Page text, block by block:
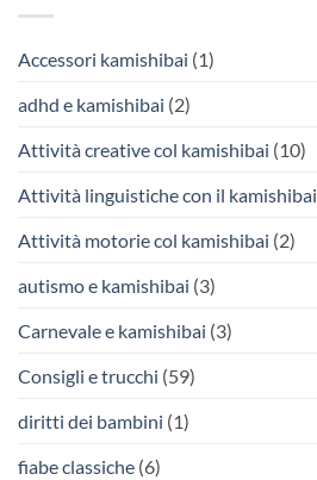
Accessori kamishibai (1)
adhd e kamishibai (2)
Attività creative col kamishibai (10)
Attività linguistiche con il kamishibai
Attività motorie col kamishibai (2)
autismo e kamishibai (3)
Carnevale e kamishibai (3)
Consigli e trucchi (59)
diritti dei bambini (1)
fiabe classiche (6)